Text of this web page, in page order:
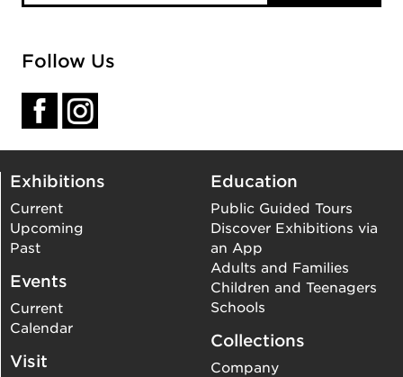
this
Follow Us
Exhibitions
Current
Upcoming
Past
Events
Current
Calendar
Visit
Education
Public Guided Tours
Discover Exhibitions via
an App
Adults and Families
Children and Teenagers
Schools
Collections
Company